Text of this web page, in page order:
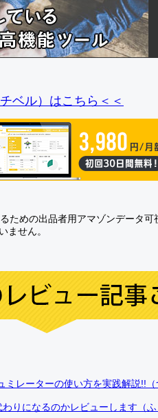
ベル）はこちら＜＜
ための出品者用アマゾンデータ可
ません。
レーターの使い方を実践解説!!
りになるのかレビューします（